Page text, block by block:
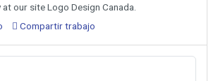
our site Logo Design Canada.
Compartir trabajo